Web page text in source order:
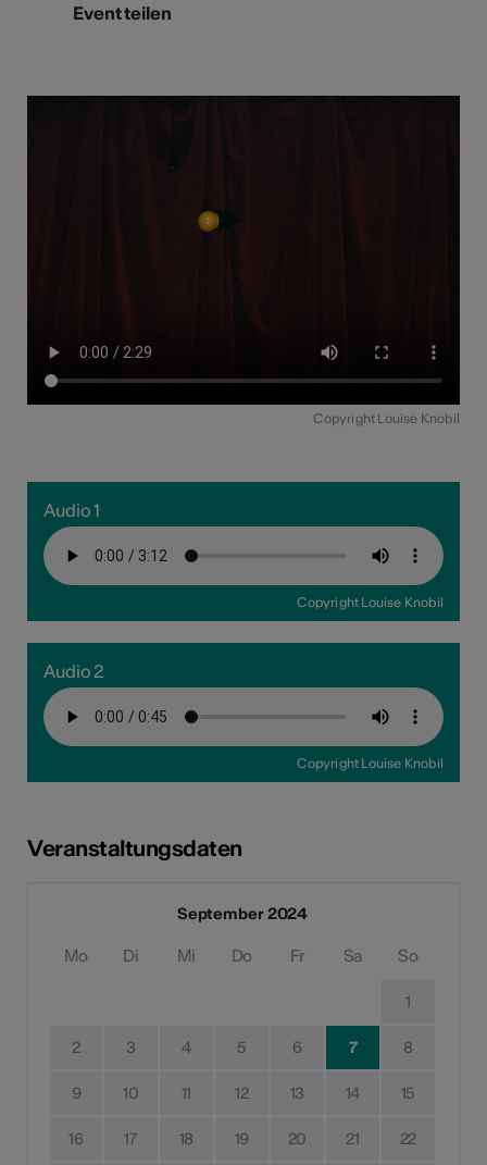
Event teilen
Copyright Louise Knobil
Audio 1
Copyright Louise Knobil
Audio 2
Copyright Louise Knobil
Veranstaltungsdaten
September 2024
Mo Di Mi Do Fr Sa So
1
2 3 4 5 6 7 8
9 10 11 12 13 14 15
16 17 18 19 20 21 22